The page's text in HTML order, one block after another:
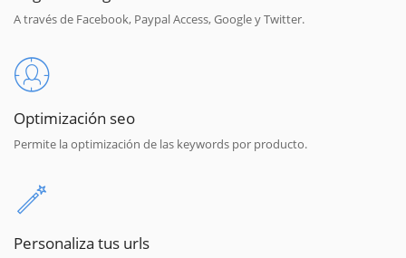
A través de Facebook, Paypal Access, Google y Twitter.
Optimización seo
Permite la optimización de las keywords por producto.
Personaliza tus urls